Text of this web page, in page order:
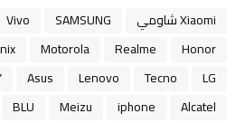
Xiaomi شاومي SAMSUNG
Vivo
Honor
Realme
Motorola
LG
Tecno
Lenovo
Asus
Alcatel
iphone
Meizu
BLU